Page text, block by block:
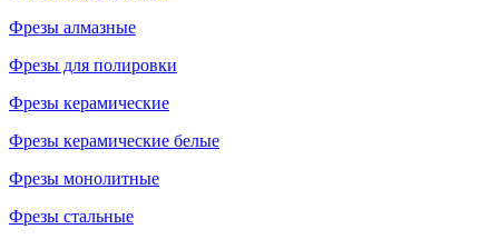
Фрезы алмазные
Фрезы для полировки
Фрезы керамические
Фрезы керамические белые
Фрезы монолитные
Фрезы стальные